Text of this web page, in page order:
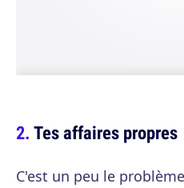
Tes affaires propres
C'est un peu le